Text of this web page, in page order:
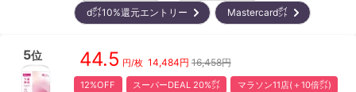
d㌽10%還元エントリー
Mastercard㌽
5位 44.5 円/枚 14,484円 16,458円
12%OFF スーパーDEAL 20%㌽
マラソン11店(＋10倍㌽)